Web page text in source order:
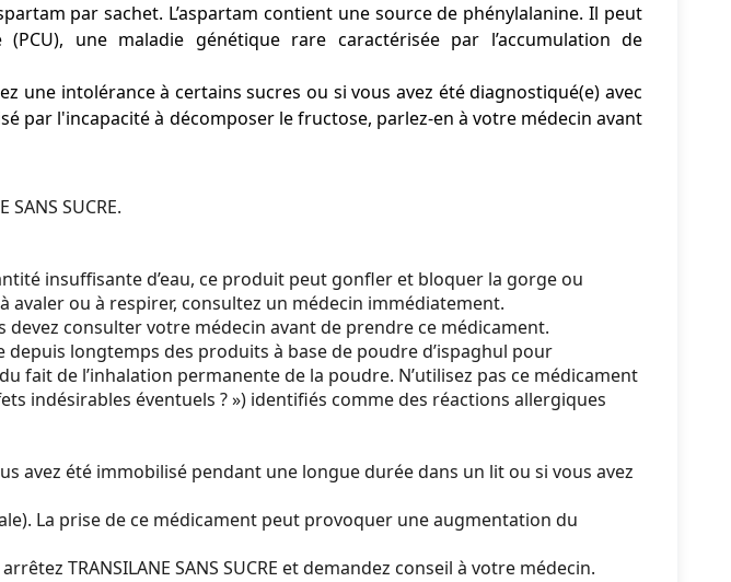
par sachet. L’aspartam contient une source de phénylalanine. Il peut
une maladie génétique rare caractérisée par l’accumulation de
une intolérance à certains sucres ou si vous avez été diagnostiqué(e) avec
par l'incapacité à décomposer le fructose, parlez-en à votre médecin avant
SUCRE.
insuffisante d’eau, ce produit peut gonfler et bloquer la gorge ou
avaler ou à respirer, consultez un médecin immédiatement.
consulter votre médecin avant de prendre ce médicament.
longtemps des produits à base de poudre d’ispaghul pour
fait de l’inhalation permanente de la poudre. N’utilisez pas ce médicament
indésirables éventuels ? ») identifiés comme des réactions allergiques
avez été immobilisé pendant une longue durée dans un lit ou si vous avez
La prise de ce médicament peut provoquer une augmentation du
TRANSILANE SANS SUCRE et demandez conseil à votre médecin.